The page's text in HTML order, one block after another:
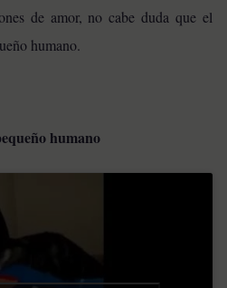
de amor, no cabe duda que el
humano.
humano